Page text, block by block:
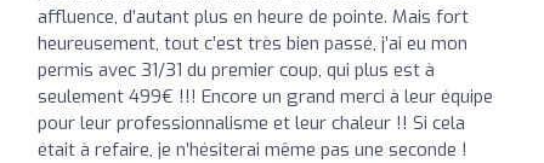
affluence, d’autant plus en heure de pointe. Mais fort
heureusement, tout c’est très bien passé, j’ai eu mon
permis avec 31/31 du premier coup, qui plus est à
seulement 499€ !!! Encore un grand merci à leur équipe
pour leur professionnalisme et leur chaleur !! Si cela
était à refaire, je n’hésiterai même pas une seconde !